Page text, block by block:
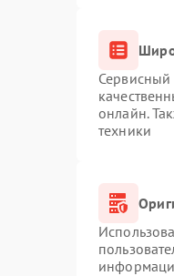
Сервисный
онлайн.
техники